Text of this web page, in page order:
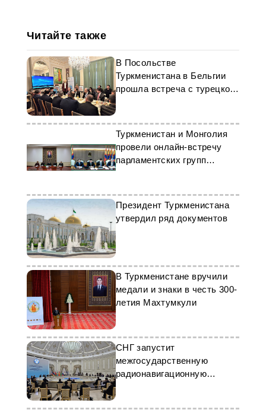
Читайте также
В Посольстве
Туркменистана в Бельгии
прошла встреча с турецкой
делегацией
Туркменистан и Монголия
провели онлайн-встречу
парламентских групп
дружбы
Президент Туркменистана
утвердил ряд документов
В Туркменистане вручили
медали и знаки в честь 300-
летия Махтумкули
СНГ запустит
межгосударственную
радионавигационную
программу